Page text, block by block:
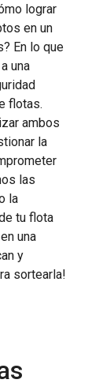
lograr
en un
En lo que
una
flotas.
ambos
la
las
la
tu flota
una
y
sortearla!